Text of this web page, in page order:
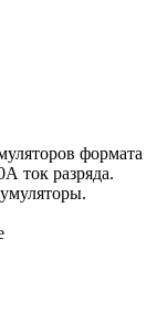
формата
ток разряда.